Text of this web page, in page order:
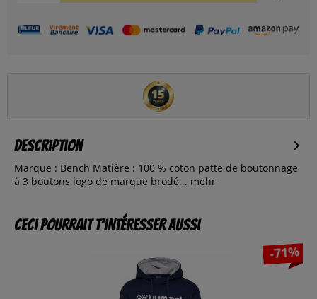
Description
Marque : Bench Matière : 100 % coton patte de boutonnage
à 3 boutons logo de marque brodé... mehr
Ceci pourrait t’intéresser aussi
-71%